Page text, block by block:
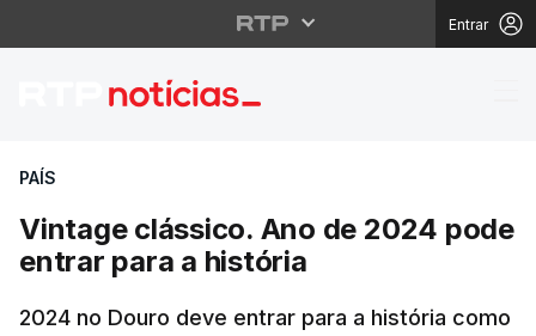
Entrar
Vintage clássico. Ano
PAÍS
Vintage clássico. Ano de 2024 pode
entrar para a história
2024 no Douro deve entrar para a história como